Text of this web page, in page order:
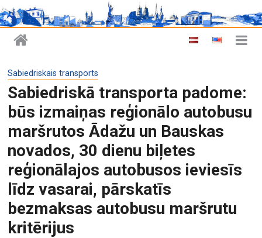
Sabiedriskais transports
Sabiedriskā transporta padome:
būs izmaiņas reģionālo autobusu
maršrutos Ādažu un Bauskas
novados, 30 dienu biļetes
reģionālajos autobusos ieviesīs
līdz vasarai, pārskatīs
bezmaksas autobusu maršrutu
kritērijus